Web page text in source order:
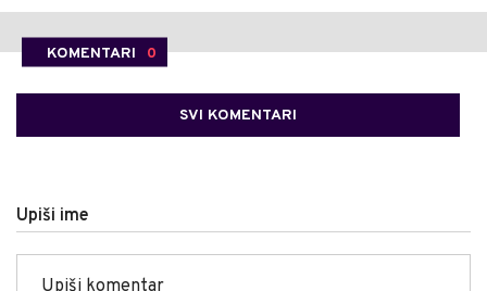
KOMENTARI 0
SVI KOMENTARI
Upiši ime